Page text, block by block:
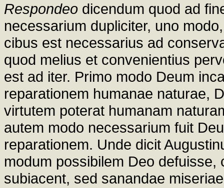
Respondeo dicendum quod ad
necessarium dupliciter, uno
cibus est necessarius ad
quod melius et convenientius
est ad iter. Primo modo Deum
reparationem humanae naturae,
virtutem poterat humanam
autem modo necessarium fuit
reparationem. Unde dicit
modum possibilem Deo
subiacent, sed sanandae